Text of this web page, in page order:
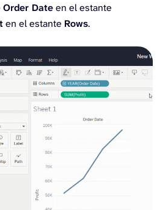
Order Dateen el estante
en el estante Rows.